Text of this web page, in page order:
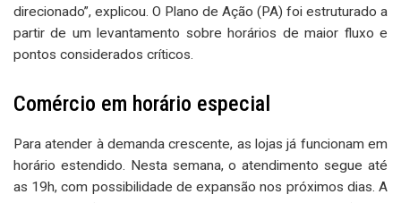
direcionado”, explicou. O Plano de Ação (PA) foi estruturado a
partir de um levantamento sobre horários de maior fluxo e
pontos considerados críticos.
Comércio em horário especial
Para atender à demanda crescente, as lojas já funcionam em
horário estendido. Nesta semana, o atendimento segue até
as 19h, com possibilidade de expansão nos próximos dias. A